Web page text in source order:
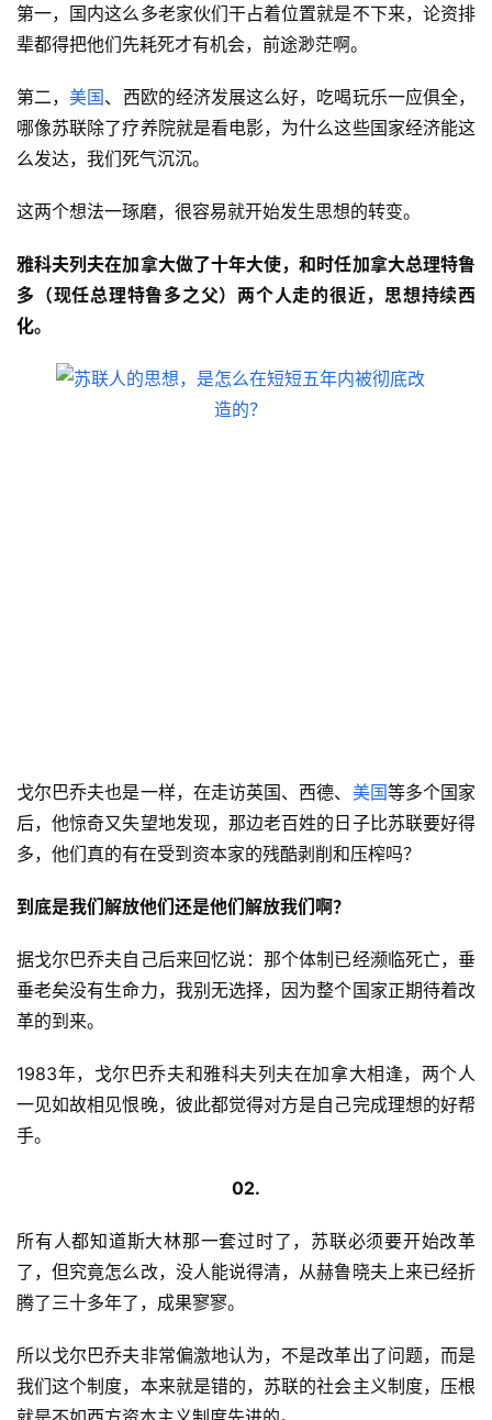
第一，国内这么多老家伙们干占着位置就是不下来，论资排
辈都得把他们先耗死才有机会，前途渺茫啊。
第二，美国、西欧的经济发展这么好，吃喝玩乐一应俱全，
哪像苏联除了疗养院就是看电影，为什么这些国家经济能这
么发达，我们死气沉沉。
这两个想法一琢磨，很容易就开始发生思想的转变。
雅科夫列夫在加拿大做了十年大使，和时任加拿大总理特鲁
多（现任总理特鲁多之父）两个人走的很近，思想持续西
化。
戈尔巴乔夫也是一样，在走访英国、西德、 美国等多个国家
后，他惊奇又失望地发现，那边老百姓的日子比苏联要好得
多，他们真的有在受到资本家的残酷剥削和压榨吗？
到底是我们解放他们还是他们解放我们啊？
据戈尔巴乔夫自己后来回忆说：那个体制已经濒临死亡，垂
垂老矣没有生命力，我别无选择，因为整个国家正期待着改
革的到来。
1983年，戈尔巴乔夫和雅科夫列夫在加拿大相逢，两个人
一见如故相见恨晚，彼此都觉得对方是自己完成理想的好帮
手。
02.
所有人都知道斯大林那一套过时了，苏联必须要开始改革
了，但究竟怎么改，没人能说得清，从赫鲁晓夫上来已经折
腾了三十多年了，成果寥寥。
所以戈尔巴乔夫非常偏激地认为，不是改革出了问题，而是
我们这个制度，本来就是错的，苏联的社会主义制度，压根